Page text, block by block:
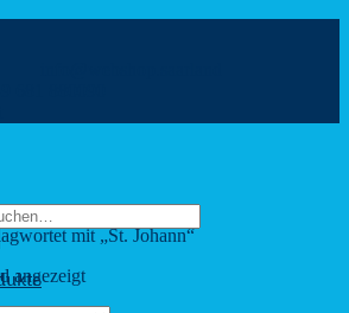
mit „St. Johann“
angezeigt